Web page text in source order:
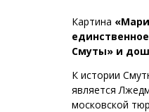
Картина
Смуты» и
К истории
является
московской